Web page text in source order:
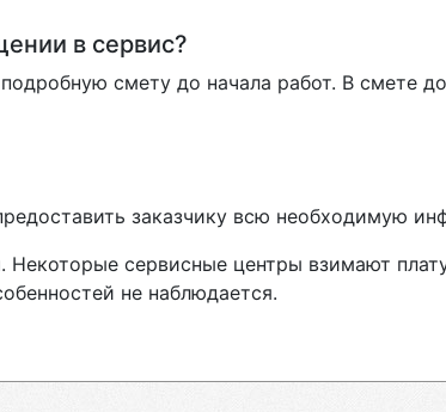
в сервис?
смету до начала работ. В смете
заказчику всю необходимую
. Некоторые сервисные центры взимают
не наблюдается.